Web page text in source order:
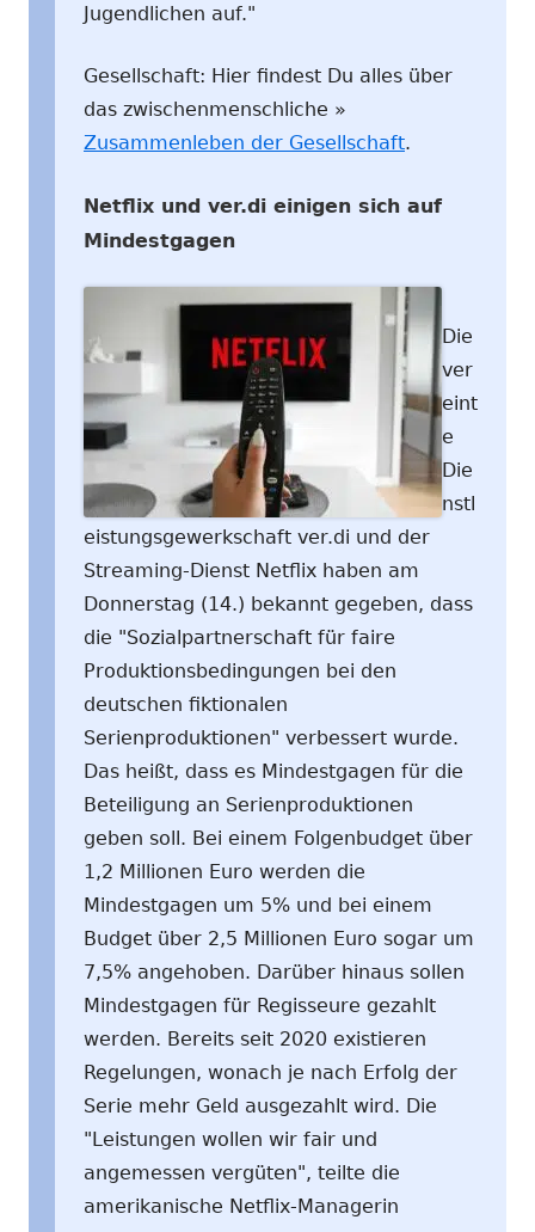
Jugendlichen auf."
Gesellschaft: Hier findest Du alles über
das zwischenmenschliche »
Zusammenleben der Gesellschaft.
Netflix und ver.di einigen sich auf
Mindestgagen
Die
ver
eint
e
Die
nstl
eistungsgewerkschaft ver.di und der
Streaming-Dienst Netflix haben am
Donnerstag (14.) bekannt gegeben, dass
die "Sozialpartnerschaft für faire
Produktionsbedingungen bei den
deutschen fiktionalen
Serienproduktionen" verbessert wurde.
Das heißt, dass es Mindestgagen für die
Beteiligung an Serienproduktionen
geben soll. Bei einem Folgenbudget über
1,2 Millionen Euro werden die
Mindestgagen um 5% und bei einem
Budget über 2,5 Millionen Euro sogar um
7,5% angehoben. Darüber hinaus sollen
Mindestgagen für Regisseure gezahlt
werden. Bereits seit 2020 existieren
Regelungen, wonach je nach Erfolg der
Serie mehr Geld ausgezahlt wird. Die
"Leistungen wollen wir fair und
angemessen vergüten", teilte die
amerikanische Netflix-Managerin